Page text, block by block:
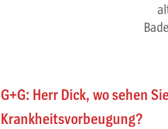
G+G: Herr Dick, wo sehen
Krankheitsvorbeugung?